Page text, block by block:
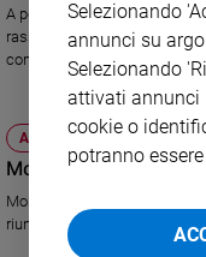
Riflessioni
Foto
Video
Privacy
A poco più di un secolo
rassegna al Museo Correr
con l'architetto Hoffmann.
ATTUALITÀ
Monti sanguisuga al
Monti è un "rinnegato
riunione del Parlamento
Selezionando
annunci su
Selezionando
attivati annunci
cookie o
potranno